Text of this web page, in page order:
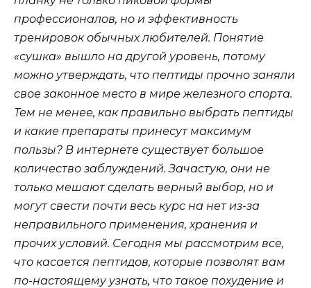
профессионалов, но и эффективность
тренировок обычных любителей. Понятие
«сушка» вышло на другой уровень, потому
можно утверждать, что пептиды прочно заняли
свое законное место в мире железного спорта.
Тем не менее, как правильно выбрать пептиды
и какие препараты принесут максимум
пользы? В интернете существует большое
количество заблуждений. Зачастую, они не
только мешают сделать верный выбор, но и
могут свести почти весь курс на нет из-за
неправильного применения, хранения и
прочих условий. Сегодня мы рассмотрим все,
что касается пептидов, которые позволят вам
по-настоящему узнать, что такое похудение и